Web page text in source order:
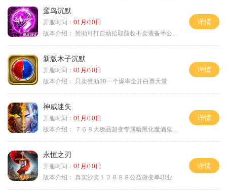
鸾鸟沉默
开服时间： 01月/10日
版本介绍： 赞助可打自动拾取茴收不卖装备半公益服
详情
新版木子沉默
开服时间： 01月/10日
版本介绍：
只卖赞助30一个爆率全开白票天堂
详情
神威迷失
开服时间： 01月/10日
版本介绍：
７６８大极品超变专属暗黑化魔酒鬼微变合击火
详情
永恒之刃
开服时间： 01月/10日
版本介绍： 真实沙奖１２８８８公益微变单职业
详情